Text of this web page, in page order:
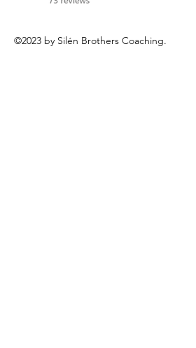
©2023 by Silén Brothers Coaching.